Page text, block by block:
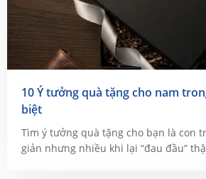
10 Ý tưởng quà tặng cho nam
biệt
Tìm ý tưởng quà tặng cho bạn là con
giản nhưng nhiều khi lại “đau đầu”